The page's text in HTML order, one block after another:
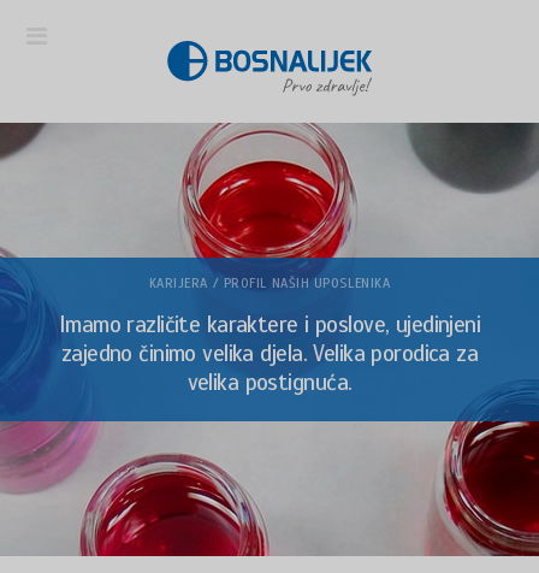
KARIJERA / PROFIL NAŠIH UPOSLENIKA
Imamo različite karaktere i poslove, ujedinjeni
zajedno činimo velika djela. Velika porodica za
velika postignuća.